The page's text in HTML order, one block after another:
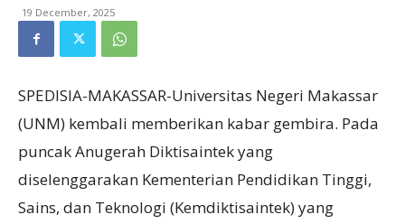
19 December, 2025
SPEDISIA-MAKASSAR-Universitas Negeri Makassar
(UNM) kembali memberikan kabar gembira. Pada
puncak Anugerah Diktisaintek yang
diselenggarakan Kementerian Pendidikan Tinggi,
Sains, dan Teknologi (Kemdiktisaintek) yang